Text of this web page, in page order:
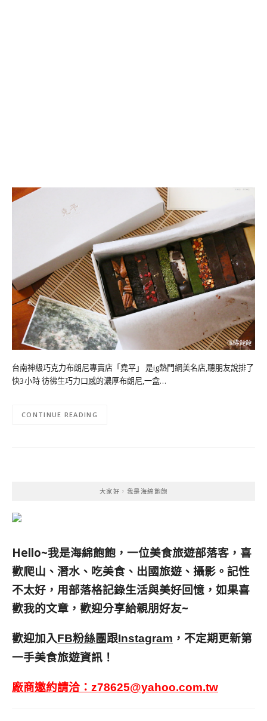
台南神級巧克力布朗尼專賣店「堯平」 是ig熱門網美名店,聽朋友說排了
快3小時 彷彿生巧力口感的濃厚布朗尼,一盒…
CONTINUE READING
大家好，我是海綿飽飽
Hello~我是海綿飽飽，一位美食旅遊部落客， 喜
歡爬山、潛水、吃美食、出國旅遊、攝影。 記性
不太好，用部落格記錄生活與美好回憶， 如果喜
歡我的文章，歡迎分享給親朋好友~
歡迎加入FB粉絲團跟Instagram ，不定期更新第
一手美食旅遊資訊！
廠商邀約請洽： z78625@yahoo.com.tw